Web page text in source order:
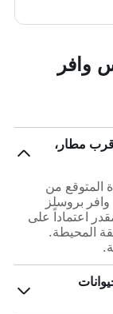
وافر
مطار،
المتوقع من
بروسلز
المقدر اعتماداً على
المحيطة.